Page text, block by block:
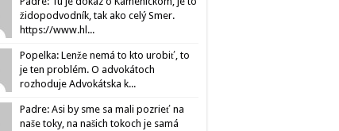
židopodvodník, tak ako celý Smer.
https://www.hl...
Popelka: Lenže nemá to kto urobiť, to
je ten problém. O advokátoch
rozhoduje Advokátska k...
Padre: Asi by sme sa mali pozrieť na
naše toky, na našich tokoch je samá